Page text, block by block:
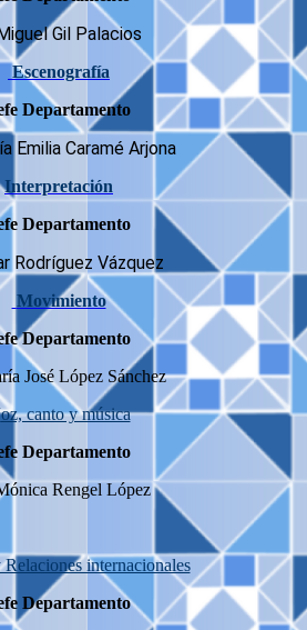
Gil Palacios
Escenografía
Departamento
Emilia Caramé Arjona
Interpretación
Departamento
Rodríguez Vázquez
Movimiento
Departamento
José López Sánchez
oz, canto y música
Departamento
Rengel López
Relaciones internacionales
Departamento